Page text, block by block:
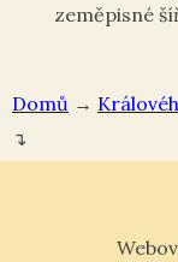
Domů →
↴
zeměpisné